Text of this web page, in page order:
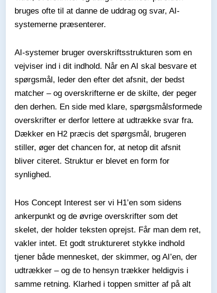
bruges ofte til at danne de uddrag og svar, AI-
systemerne præsenterer.
AI-systemer bruger overskriftsstrukturen som en
vejviser ind i dit indhold. Når en AI skal besvare et
spørgsmål, leder den efter det afsnit, der bedst
matcher – og overskrifterne er de skilte, der peger
den derhen. En side med klare, spørgsmålsformede
overskrifter er derfor lettere at udtrække svar fra.
Dækker en H2 præcis det spørgsmål, brugeren
stiller, øger det chancen for, at netop dit afsnit
bliver citeret. Struktur er blevet en form for
synlighed.
Hos Concept Interest ser vi H1’en som sidens
ankerpunkt og de øvrige overskrifter som det
skelet, der holder teksten oprejst. Får man dem ret,
vakler intet. Et godt struktureret stykke indhold
tjener både mennesket, der skimmer, og AI’en, der
udtrækker – og de to hensyn trækker heldigvis i
samme retning. Klarhed i toppen smitter af på alt